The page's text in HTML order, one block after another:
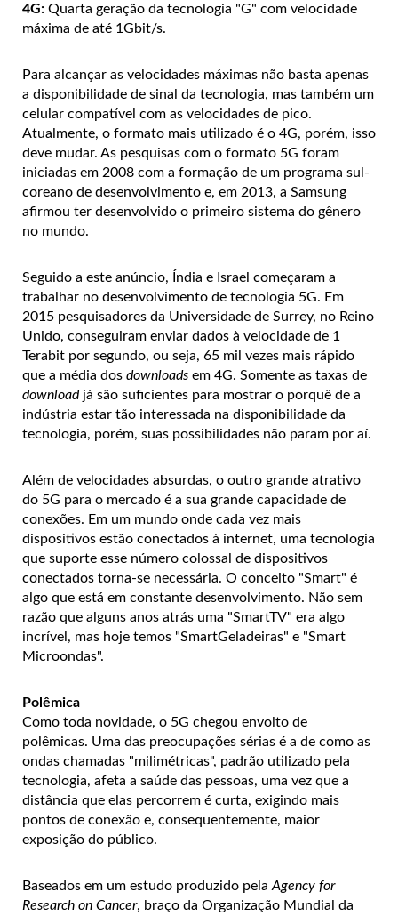
4G: Quarta geração da tecnologia "G" com velocidade
máxima de até 1Gbit/s.
Para alcançar as velocidades máximas não basta apenas
a disponibilidade de sinal da tecnologia, mas também um
celular compatível com as velocidades de pico.
Atualmente, o formato mais utilizado é o 4G, porém, isso
deve mudar. As pesquisas com o formato 5G foram
iniciadas em 2008 com a formação de um programa sul-
coreano de desenvolvimento e, em 2013, a Samsung
afirmou ter desenvolvido o primeiro sistema do gênero
no mundo.
Seguido a este anúncio, Índia e Israel começaram a
trabalhar no desenvolvimento de tecnologia 5G. Em
2015 pesquisadores da Universidade de Surrey, no Reino
Unido, conseguiram enviar dados à velocidade de 1
Terabit por segundo, ou seja, 65 mil vezes mais rápido
que a média dos downloads em 4G. Somente as taxas de
downloadjá são suficientes para mostrar o porquê de a
indústria estar tão interessada na disponibilidade da
tecnologia, porém, suas possibilidades não param por aí.
Além de velocidades absurdas, o outro grande atrativo
do 5G para o mercado é a sua grande capacidade de
conexões. Em um mundo onde cada vez mais
dispositivos estão conectados à internet, uma tecnologia
que suporte esse número colossal de dispositivos
conectados torna-se necessária. O conceito "Smart" é
algo que está em constante desenvolvimento. Não sem
razão que alguns anos atrás uma "SmartTV" era algo
incrível, mas hoje temos "SmartGeladeiras" e "Smart
Microondas".
Polêmica
Como toda novidade, o 5G chegou envolto de
polêmicas. Uma das preocupações sérias é a de como as
ondas chamadas "milimétricas", padrão utilizado pela
tecnologia, afeta a saúde das pessoas, uma vez que a
distância que elas percorrem é curta, exigindo mais
pontos de conexão e, consequentemente, maior
exposição do público.
Baseados em um estudo produzido pela Agency for
Research on Cancer, braço da Organização Mundial da